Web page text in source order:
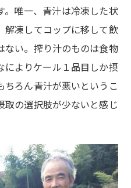
。唯一、青汁は冷凍した状
解凍してコップに移して飲
ない。搾り汁のものは食物
によりケール１品目しか摂
ろん青汁が悪いというこ
取の選択肢が少ないと感じ